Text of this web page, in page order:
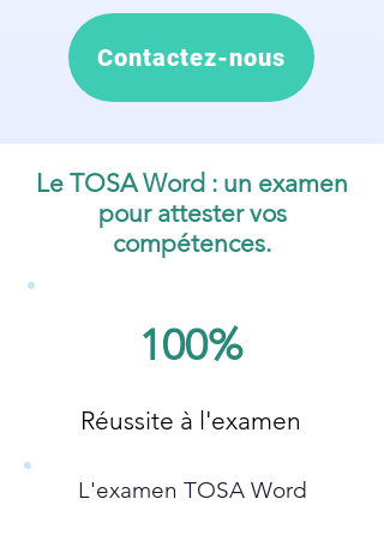
Contactez-nous
Le TOSA Word : un examen
pour attester vos
compétences.
100%
Réussite à l'examen
L'examen TOSA Word